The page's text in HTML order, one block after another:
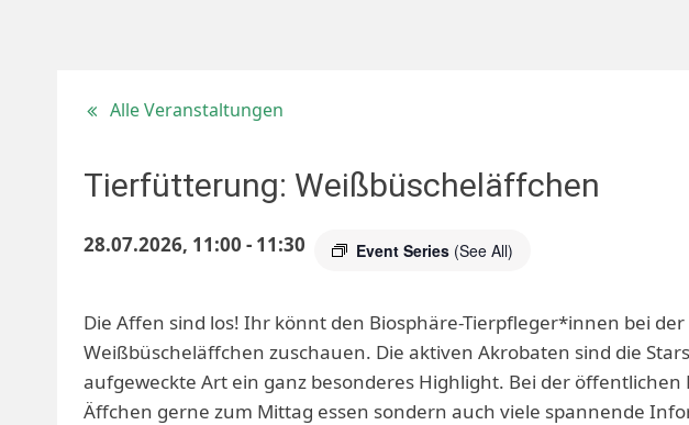
Alle Veranstaltungen
Tierfütterung: Weißbüscheläffchen
28.07.2026, 11:00 - 11:30 Event Series (See All)
Die Affen sind los! Ihr könnt den Biosphäre-Tierpfleger*innen bei
Weißbüscheläffchen zuschauen. Die aktiven Akrobaten sind die
aufgeweckte Art ein ganz besonderes Highlight. Bei der
Äffchen gerne zum Mittag essen sondern auch viele spannende